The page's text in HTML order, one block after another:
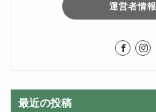
運営者情報
最近の投稿